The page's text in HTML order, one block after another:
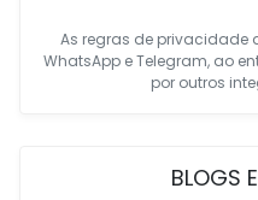
As regras de privacidade
WhatsApp e Telegram, ao
por outros
BLOGS E